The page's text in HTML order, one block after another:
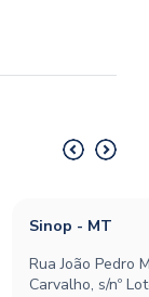
Sinop - MT
Rua João Pedro
Carvalho, s/nº